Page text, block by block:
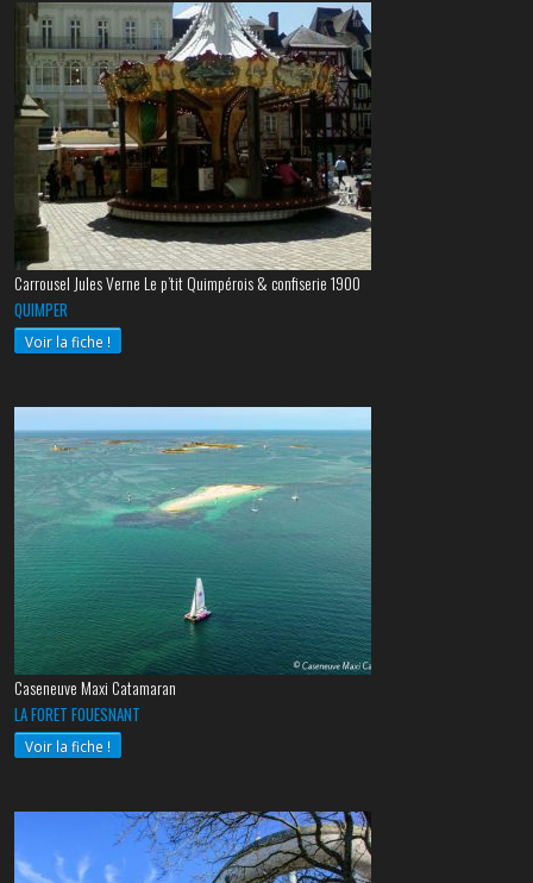
Carrousel Jules Verne Le p’tit Quimpérois & confiserie 1900
QUIMPER
Voir la fiche !
Caseneuve Maxi Catamaran
LA FORET FOUESNANT
Voir la fiche !